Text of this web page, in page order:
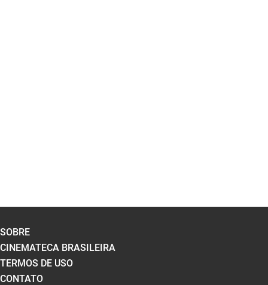
SOBRE
CINEMATECA BRASILEIRA
TERMOS DE USO
CONTATO